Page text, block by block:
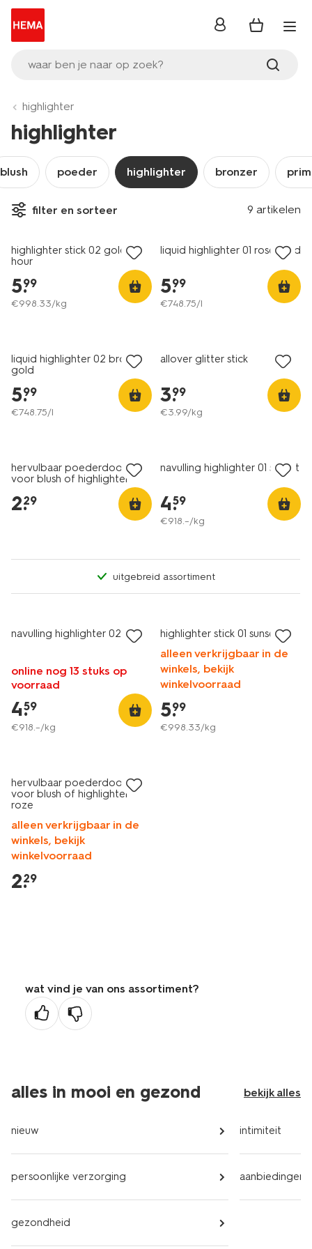
waar ben je naar op zoek?
inloggen
highlighter
highlighter
blush poeder highlighter bronzer
filter en sorteer 9 artikelen
1+1 gratis
highlighter stick 02 golden
hour
5.
99
€998.33/kg
liquid highlighter 01 rose gold
5.
99
€748.75/l
vegan
liquid highlighter 02 bronze
gold
5.
99
€748.75/l
allover glitter stick
3.
99
€3.99/kg
hervulbaar poederdoosje
voor blush of highlighter
2.
29
navulling highlighter 01 sunset
4.
59
€918.–/kg
uitgebreid assortiment
navulling highlighter 02 opal
online nog 13 stuks op
voorraad
4.
59
€918.–/kg
vegan
highlighter stick 01 sunset
alleen verkrijgbaar in de
winkels, bekijk
winkelvoorraad
5.
99
€998.33/kg
hervulbaar poederdoosje
voor blush of highlighter
roze
alleen verkrijgbaar in de
winkels, bekijk
winkelvoorraad
2.
29
wat vind je van ons assortiment?
alles in mooi en gezond bekijk alles
nieuw
persoonlijke verzorging
gezondheid
intimiteit
aanbiedingen